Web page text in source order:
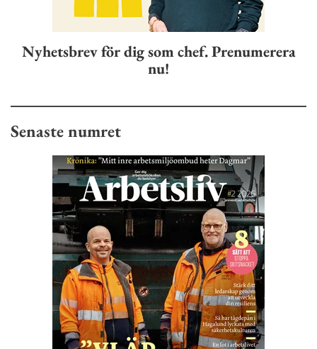
Nyhetsbrev för dig som chef. Prenumerera
nu!
Senaste numret